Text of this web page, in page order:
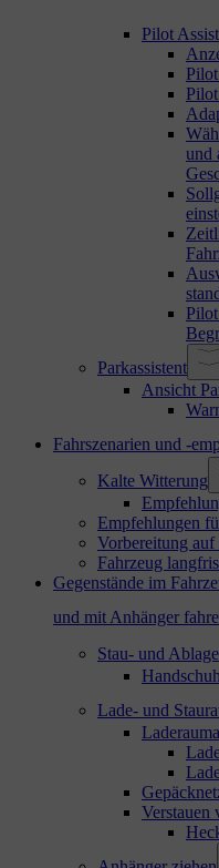
Pilot Assist
und
Parkassistent
Ansicht
Fahrszenarien und -
Kalte Witterung
Empfehlungen
Vorbereitung auf
Fahrzeug
Gegenstände im
und mit Anhänger
Stau- und
Lade- und
Verstauen